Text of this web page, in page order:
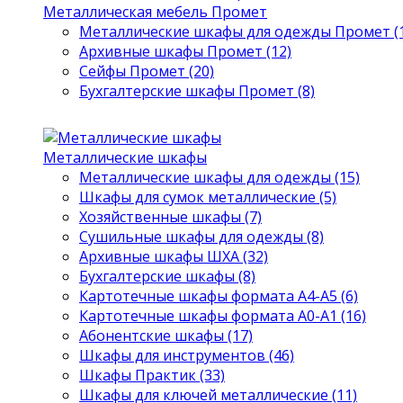
Металлическая мебель Промет
Металлические шкафы для одежды Промет
Архивные шкафы Промет (12)
Сейфы Промет (20)
Бухгалтерские шкафы Промет (8)
Металлические шкафы
Металлические шкафы для одежды (15)
Шкафы для сумок металлические (5)
Хозяйственные шкафы (7)
Сушильные шкафы для одежды (8)
Архивные шкафы ШХА (32)
Бухгалтерские шкафы (8)
Картотечные шкафы формата А4-А5 (6)
Картотечные шкафы формата А0-А1 (16)
Абонентские шкафы (17)
Шкафы для инструментов (46)
Шкафы Практик (33)
Шкафы для ключей металлические (11)